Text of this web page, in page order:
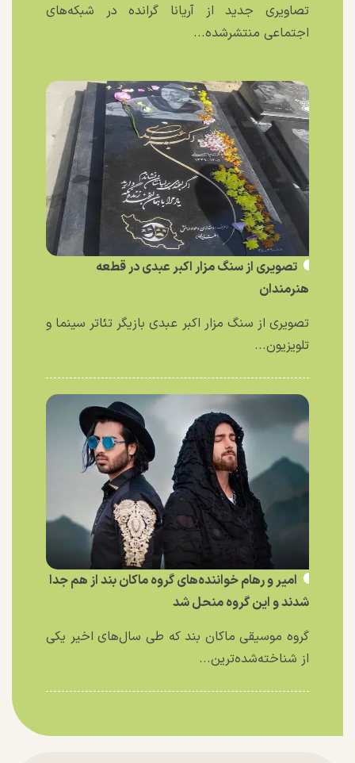
تصاویری جدید از آریانا گرانده در شبکه‌های
اجتماعی منتشرشده...
تصویری از سنگ مزار اکبر عبدی در قطعه
هنرمندان
تصویری از سنگ مزار اکبر عبدی بازیگر تئاتر سینما و
تلویزیون...
امیر و رهام خواننده‌های گروه ماکان بند از هم جدا
شدند و این گروه منحل شد
گروه موسیقی ماکان بند که طی سال‌های اخیر یکی
از شناخته‌شده‌ترین...